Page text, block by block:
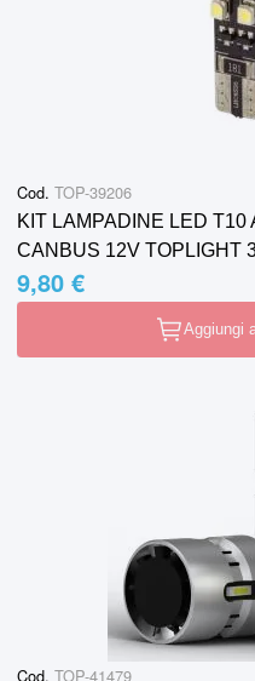
Cod. TOP-39206
KIT LAMPADINE LED T10
CANBUS 12V TOPLIGHT
9,80 €
Aggiungi
Cod. TOP-41479